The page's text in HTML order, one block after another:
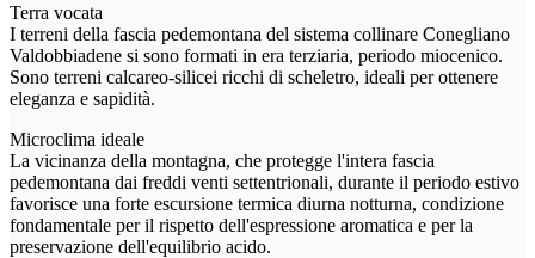
Terra vocata
I terreni della fascia pedemontana del sistema collinare Conegliano
Valdobbiadene si sono formati in era terziaria, periodo miocenico.
Sono terreni calcareo-silicei ricchi di scheletro, ideali per ottenere
eleganza e sapidità.
Microclima ideale
La vicinanza della montagna, che protegge l'intera fascia
pedemontana dai freddi venti settentrionali, durante il periodo estivo
favorisce una forte escursione termica diurna notturna, condizione
fondamentale per il rispetto dell'espressione aromatica e per la
preservazione dell'equilibrio acido.